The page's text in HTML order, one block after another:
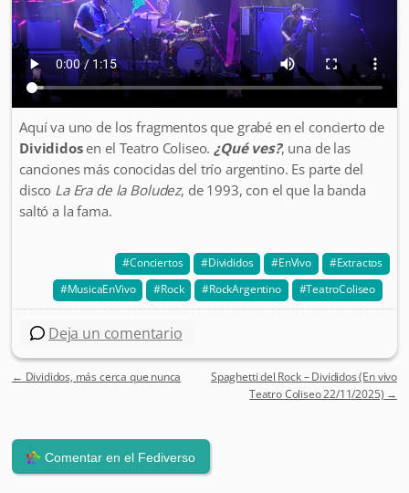
Aquí va uno de los fragmentos que grabé en el concierto de
Divididosen el Teatro Coliseo.¿Qué ves?, una de las
canciones más conocidas del trío argentino. Es parte del
disco La Era de la Boludez, de 1993, con el que la banda
saltó a la fama.
Conciertos Divididos EnVivo
Extractos
MusicaEnVivo
Rock RockArgentino TeatroColiseo
Deja un comentario
Post navigation
← Divididos, más cerca que nunca
Spaghetti del Rock – Divididos (En vivo
Teatro Coliseo 22/11/2025) →